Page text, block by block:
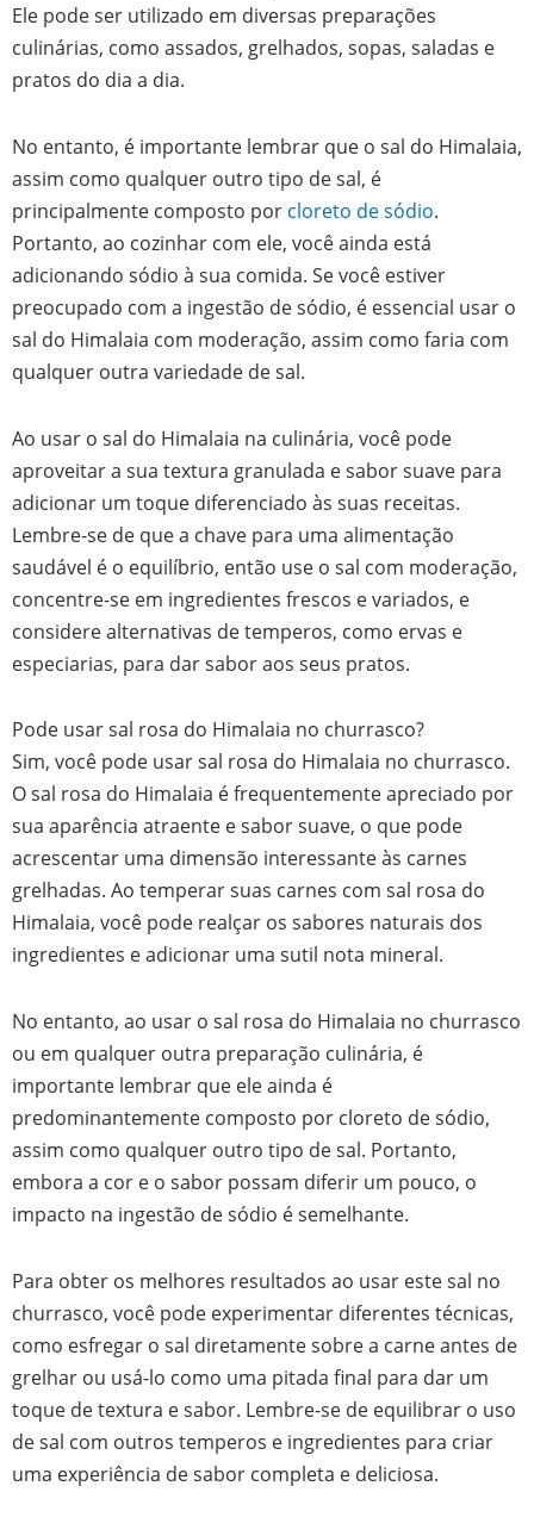
Ele pode ser utilizado em diversas preparações
culinárias, como assados, grelhados, sopas, saladas e
pratos do dia a dia.
No entanto, é importante lembrar que o sal do Himalaia,
assim como qualquer outro tipo de sal, é
principalmente composto por cloreto de sódio.
Portanto, ao cozinhar com ele, você ainda está
adicionando sódio à sua comida. Se você estiver
preocupado com a ingestão de sódio, é essencial usar o
sal do Himalaia com moderação, assim como faria com
qualquer outra variedade de sal.
Ao usar o sal do Himalaia na culinária, você pode
aproveitar a sua textura granulada e sabor suave para
adicionar um toque diferenciado às suas receitas.
Lembre-se de que a chave para uma alimentação
saudável é o equilíbrio, então use o sal com moderação,
concentre-se em ingredientes frescos e variados, e
considere alternativas de temperos, como ervas e
especiarias, para dar sabor aos seus pratos.
Pode usar sal rosa do Himalaia no churrasco?
Sim, você pode usar sal rosa do Himalaia no churrasco.
O sal rosa do Himalaia é frequentemente apreciado por
sua aparência atraente e sabor suave, o que pode
acrescentar uma dimensão interessante às carnes
grelhadas. Ao temperar suas carnes com sal rosa do
Himalaia, você pode realçar os sabores naturais dos
ingredientes e adicionar uma sutil nota mineral.
No entanto, ao usar o sal rosa do Himalaia no churrasco
ou em qualquer outra preparação culinária, é
importante lembrar que ele ainda é
predominantemente composto por cloreto de sódio,
assim como qualquer outro tipo de sal. Portanto,
embora a cor e o sabor possam diferir um pouco, o
impacto na ingestão de sódio é semelhante.
Para obter os melhores resultados ao usar este sal no
churrasco, você pode experimentar diferentes técnicas,
como esfregar o sal diretamente sobre a carne antes de
grelhar ou usá-lo como uma pitada final para dar um
toque de textura e sabor. Lembre-se de equilibrar o uso
de sal com outros temperos e ingredientes para criar
uma experiência de sabor completa e deliciosa.